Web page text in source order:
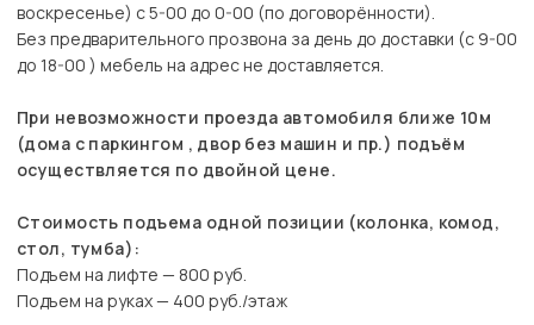
воскресенье) с 5-00 до 0-00 (по договорённости).
Без предварительного прозвона за день до доставки (с 9-00
до 18-00 ) мебель на адрес не доставляется.
При невозможности проезда автомобиля ближе 10м
(дома с паркингом , двор без машин и пр.) подъём
осуществляется по двойной цене.
Стоимость подъема одной позиции (колонка, комод,
стол, тумба):
Подъем на лифте — 800 руб.
Подъем на руках — 400 руб./этаж